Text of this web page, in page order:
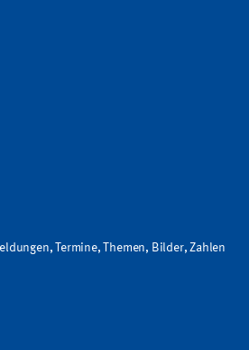
Termine, Themen, Bilder, Zahlen